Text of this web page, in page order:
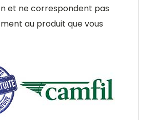
et ne correspondent pas
au produit que vous